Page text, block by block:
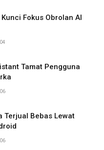
Fokus Obrolan AI
Tamat Pengguna
Terjual Bebas Lewat